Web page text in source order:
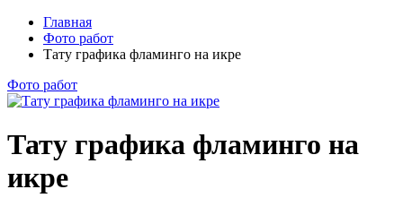
Главная
Фото работ
Тату графика фламинго на икре
Фото работ
Тату графика фламинго на
икре